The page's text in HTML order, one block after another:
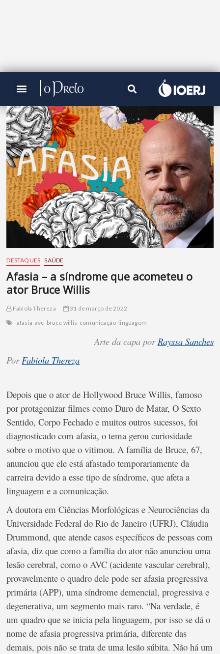
DESTAQUES SAÚDE
Afasia – a síndrome que acometeu o
ator Bruce Willis
Fabíola Thereza
31 de março de 2022
afasia avc bruce willis comunicação linguagem
Arte da capa porRayssa Sanches
PorFabíola Thereza
Depois que o ator de Hollywood Bruce Willis, famoso
por protagonizar filmes como Duro de Matar, O Sexto
Sentido, Corpo Fechado e muitos outros sucessos, foi
diagnosticado com afasia, o tema gerou curiosidade
sobre o motivo que o vitimou. A família de Bruce, 67,
anunciou que ele está afastado temporariamente da
carreira devido a esse tipo de síndrome, que afeta a
linguagem e a comunicação.
A doutora em Ciências Morfológicas e Neurociências da
Universidade Federal do Rio de Janeiro (UFRJ), Cláudia
Drummond, que atende casos específicos de pessoas com
afasia, diz que como a família do ator não anunciou uma
lesão cerebral, como o AVC (acidente vascular cerebral),
provavelmente o quadro dele pode ser afasia progressiva
primária (APP), uma síndrome demencial, progressiva e
degenerativa, um segmento mais raro. “Na verdade, é
um quadro que se inicia pela linguagem, por isso se dá o
nome de afasia progressiva primária, diferente das
demais, pois não se trata de uma lesão súbita. Não há um